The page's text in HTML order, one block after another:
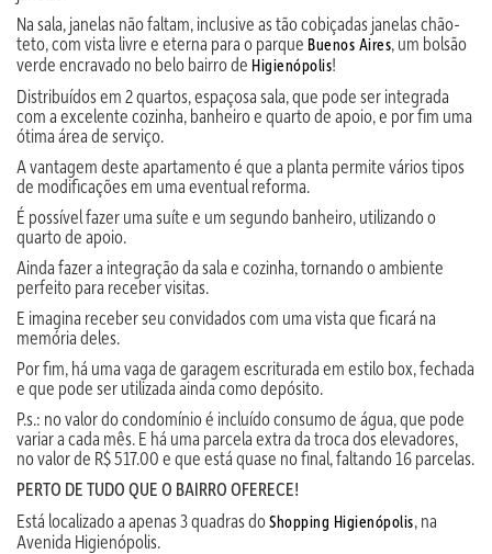
Na sala, janelas não faltam, inclusive as tão cobiçadas janelas chão-
teto, com vista livre e eterna para o parque Buenos Aires, um bolsão
verde encravado no belo bairro de Higienópolis!
Distribuídos em 2 quartos, espaçosa sala, que pode ser integrada
com a excelente cozinha, banheiro e quarto de apoio, e por fim uma
ótima área de serviço.
A vantagem deste apartamento é que a planta permite vários tipos
de modificações em uma eventual reforma.
É possível fazer uma suíte e um segundo banheiro, utilizando o
quarto de apoio.
Ainda fazer a integração da sala e cozinha, tornando o ambiente
perfeito para receber visitas.
E imagina receber seu convidados com uma vista que ficará na
memória deles.
Por fim, há uma vaga de garagem escriturada em estilo box, fechada
e que pode ser utilizada ainda como depósito.
P.s.: no valor do condomínio é incluído consumo de água, que pode
variar a cada mês. E há uma parcela extra da troca dos elevadores,
no valor de R$ 517.00 e que está quase no final, faltando 16 parcelas.
PERTO DE TUDO QUE O BAIRRO OFERECE!
Está localizado a apenas 3 quadras doShopping Higienópolis, na
Avenida Higienópolis.